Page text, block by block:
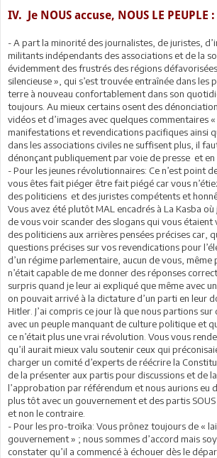
IV. Je NOUS accuse, NOUS LE PEUPLE :
- A part la minorité des journalistes, de juristes,
militants indépendants des associations et de la
évidemment des frustrés des régions
silencieuse », qui s’est trouvée entraînée dans les
terre à nouveau confortablement dans son
toujours. Au mieux certains osent des
vidéos et d’images avec quelques commentaires
manifestations et revendications pacifiques ainsi
dans les associations civiles ne suffisent plus, il
dénonçant publiquement par voie de presse et en
- Pour les jeunes révolutionnaires: Ce n’est point
vous êtes fait piéger être fait piégé car vous
des politiciens et des juristes compétents et
Vous avez été plutôt MAL encadrés à La Kasba
de vous voir scander des slogans qui vous
des politiciens aux arrières pensées précises car,
questions précises sur vos revendications pour
d’un régime parlementaire, aucun de vous,
n’était capable de me donner des réponses
surpris quand je leur ai expliqué que même avec
on pouvait arrivé à la dictature d’un parti en leur
Hitler. J’ai compris ce jour là que nous partions sur
avec un peuple manquant de culture politique et
ce n’était plus une vrai révolution. Vous vous
qu’il aurait mieux valu soutenir ceux qui
charger un comité d’experts de réécrire la
de la présenter aux partis pour discussions et de
l’approbation par référendum et nous aurions eu
plus tôt avec un gouvernement et des partis
et non le contraire.
- Pour les pro-troïka: Vous prônez toujours de «
gouvernement » ; nous sommes d’accord mais
constater qu’il a commencé à échouer dès le